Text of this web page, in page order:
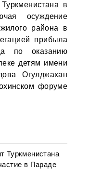
в
осуждение
района в
прибыла
по оказанию
детям имени
Огулджахан
форуме
Туркменистана
в Параде